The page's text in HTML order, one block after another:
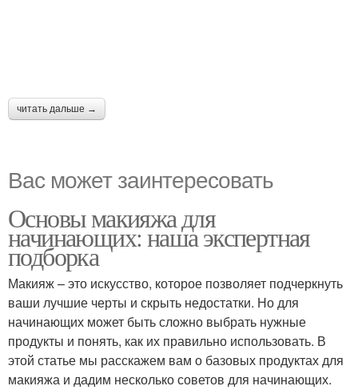
читать дальше →
Вас может заинтересовать
Основы макияжа для
начинающих: наша экспертная
подборка
Макияж – это искусство, которое позволяет подчеркнуть
ваши лучшие черты и скрыть недостатки. Но для
начинающих может быть сложно выбрать нужные
продукты и понять, как их правильно использовать. В
этой статье мы расскажем вам о базовых продуктах для
макияжа и дадим несколько советов для начинающих.